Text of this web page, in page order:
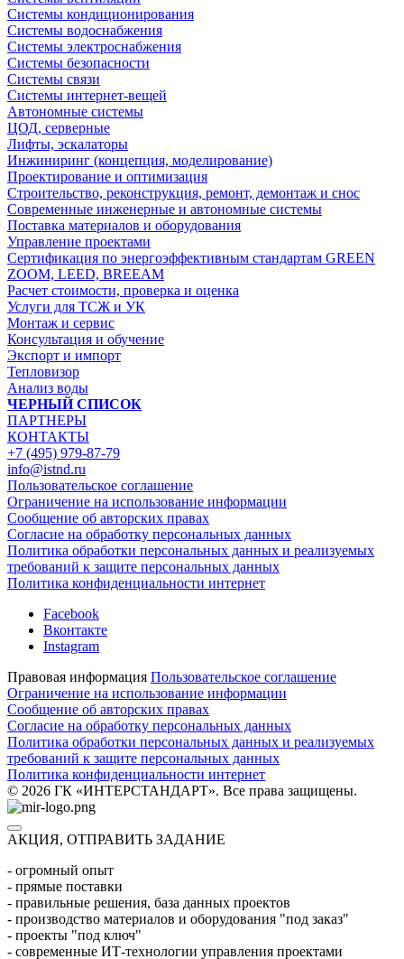
Системы кондиционирования
Системы водоснабжения
Системы электроснабжения
Системы безопасности
Системы связи
Системы интернет-вещей
Автономные системы
ЦОД, серверные
Лифты, эскалаторы
Инжиниринг (концепция, моделирование)
Проектирование и оптимизация
Строительство, реконструкция, ремонт, демонтаж и снос
Современные инженерные и автономные системы
Поставка материалов и оборудования
Управление проектами
Сертификация по энергоэффективным стандартам GREEN
ZOOM, LEED, BREEAM
Расчет стоимости, проверка и оценка
Услуги для ТСЖ и УК
Монтаж и сервис
Консультация и обучение
Экспорт и импорт
Тепловизор
Анализ воды
ЧЕРНЫЙ СПИСОК
ПАРТНЕРЫ
КОНТАКТЫ
+7 (495) 979-87-79
info@istnd.ru
Пользовательское соглашение
Ограничение на использование информации
Сообщение об авторских правах
Согласие на обработку персональных данных
Политика обработки персональных данных и реализуемых
требований к защите персональных данных
Политика конфиденциальности интернет
Facebook
Вконтакте
Instagram
Правовая информация Пользовательское соглашение
Ограничение на использование информации
Сообщение об авторских правах
Согласие на обработку персональных данных
Политика обработки персональных данных и реализуемых
требований к защите персональных данных
Политика конфиденциальности интернет
© 2026 ГК «ИНТЕРСТАНДАРТ». Все права защищены.
АКЦИЯ, ОТПРАВИТЬ ЗАДАНИЕ
- огромный опыт
- прямые поставки
- правильные решения, база данных проектов
- производство материалов и оборудования "под заказ"
- проекты "под ключ"
- современные ИТ-технологии управления проектами